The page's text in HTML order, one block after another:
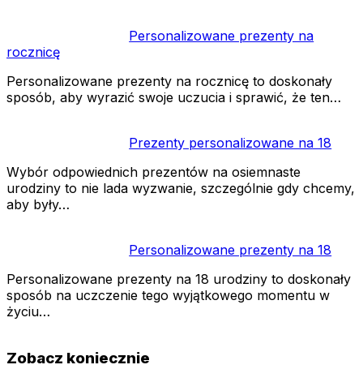
Personalizowane prezenty na
rocznicę
Personalizowane prezenty na rocznicę to doskonały
sposób, aby wyrazić swoje uczucia i sprawić, że ten…
Prezenty personalizowane na 18
Wybór odpowiednich prezentów na osiemnaste
urodziny to nie lada wyzwanie, szczególnie gdy chcemy,
aby były…
Personalizowane prezenty na 18
Personalizowane prezenty na 18 urodziny to doskonały
sposób na uczczenie tego wyjątkowego momentu w
życiu…
Zobacz koniecznie